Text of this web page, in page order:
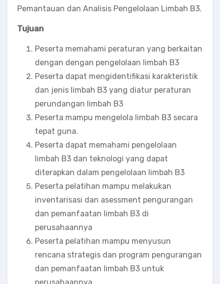
Pemantauan dan Analisis Pengelolaan Limbah B3.
Tujuan
Peserta memahami peraturan yang berkaitan
dengan dengan pengelolaan limbah B3
Peserta dapat mengidentifikasi karakteristik
dan jenis limbah B3 yang diatur peraturan
perundangan limbah B3
Peserta mampu mengelola limbah B3 secara
tepat guna.
Peserta dapat memahami pengelolaan
limbah B3 dan teknologi yang dapat
diterapkan dalam pengelolaan limbah B3
Peserta pelatihan mampu melakukan
inventarisasi dan asessment pengurangan
dan pemanfaatan limbah B3 di
perusahaannya
Peserta pelatihan mampu menyusun
rencana strategis dan program pengurangan
dan pemanfaatan limbah B3 untuk